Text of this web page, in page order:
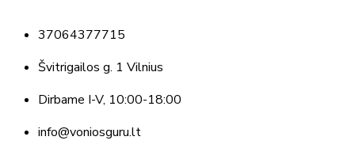
37064377715
Švitrigailos g. 1 Vilnius
Dirbame I-V, 10:00-18:00
info@voniosguru.lt